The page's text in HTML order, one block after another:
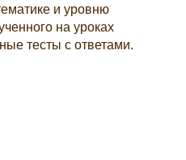
и уровню
на уроках
тесты с ответами.